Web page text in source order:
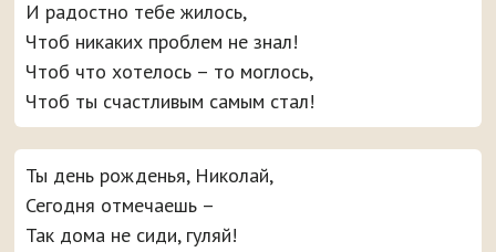
И радостно тебе жилось,
Чтоб никаких проблем не знал!
Чтоб что хотелось – то моглось,
Чтоб ты счастливым самым стал!
Ты день рожденья, Николай,
Сегодня отмечаешь –
Так дома не сиди, гуляй!